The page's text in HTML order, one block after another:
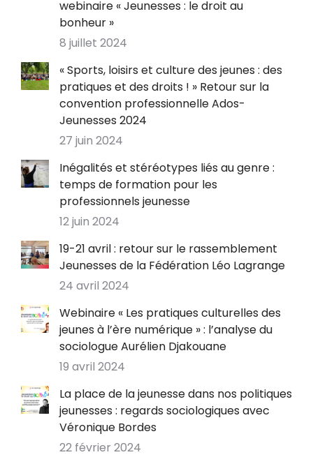
webinaire « Jeunesses : le droit au
bonheur »
8 juillet 2024
« Sports, loisirs et culture des jeunes : des
pratiques et des droits ! » Retour sur la
convention professionnelle Ados-
Jeunesses 2024
27 juin 2024
Inégalités et stéréotypes liés au genre :
temps de formation pour les
professionnels jeunesse
12 juin 2024
19-21 avril : retour sur le rassemblement
Jeunesses de la Fédération Léo Lagrange
24 avril 2024
Webinaire « Les pratiques culturelles des
jeunes à l’ère numérique » : l’analyse du
sociologue Aurélien Djakouane
19 avril 2024
La place de la jeunesse dans nos politiques
jeunesses : regards sociologiques avec
Véronique Bordes
22 février 2024